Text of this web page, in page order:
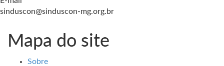
sinduscon@sinduscon-mg.org.br
Mapa do site
Sobre